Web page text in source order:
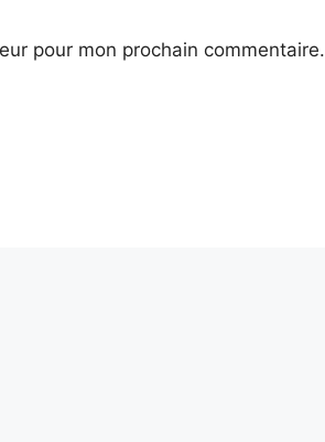
pour mon prochain commentaire.